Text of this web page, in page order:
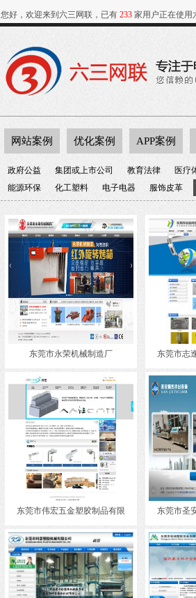
您好，欢迎来到六三网联，已有 233 家用户正在使用
网站案例 优化案例 APP案例
政府公益 集团或上市公司 教育法律 医疗
能源环保
化工塑料 电子电器 服饰皮革
东莞市永荣机械制造厂 东莞市志
东莞市伟宏五金塑胶制品有限 东莞市圣